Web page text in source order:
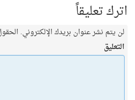
اترك تعليقاً
لن يتم نشر عنوان بريدك الإلكتروني.
التعليق